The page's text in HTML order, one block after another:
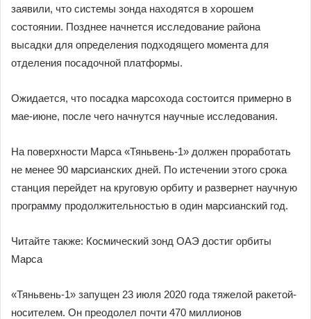
заявили, что системы зонда находятся в хорошем
состоянии. Позднее начнется исследование района
высадки для определения подходящего момента для
отделения посадочной платформы.
Ожидается, что посадка марсохода состоится примерно в
мае-июне, после чего начнутся научные исследования.
На поверхности Марса «Тяньвень-1» должен проработать
не менее 90 марсианских дней. По истечении этого срока
станция перейдет на круговую орбиту и развернет научную
программу продолжительностью в один марсианский год.
Читайте также: Космический зонд ОАЭ достиг орбиты
Марса
«Тяньвень-1» запущен 23 июля 2020 года тяжелой ракетой-
носителем. Он преодолел почти 470 миллионов